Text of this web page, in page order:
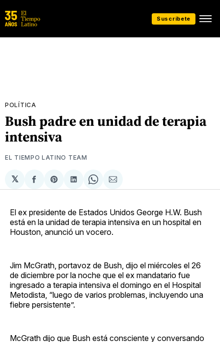
Suscríbete
POLÍTICA
Bush padre en unidad de terapia
intensiva
EL TIEMPO LATINO TEAM
𝕏
Compartir
en
Share
on
Compartir
en
Share
on
Compartir
via
El ex presidente de Estados Unidos George H.W. Bush
está en la unidad de terapia intensiva en un hospital en
Houston, anunció un vocero.
Jim McGrath, portavoz de Bush, dijo el miércoles el 26
de diciembre por la noche que el ex mandatario fue
ingresado a terapia intensiva el domingo en el Hospital
Metodista, “luego de varios problemas, incluyendo una
fiebre persistente”.
McGrath dijo que Bush está consciente y conversando